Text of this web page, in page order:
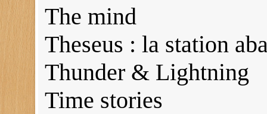
The mind
Theseus : la station
Thunder & Lightning
Time stories